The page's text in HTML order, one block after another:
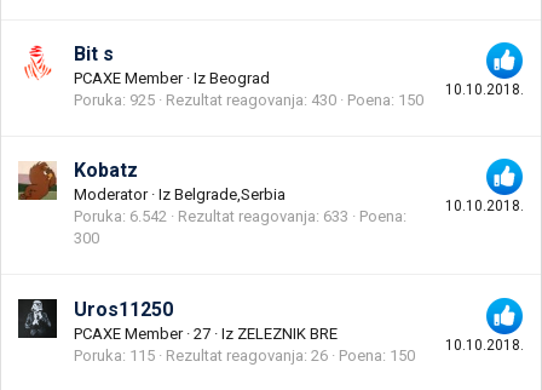
10.10.2018.
Bit s
PCAXE Member · Iz Beograd
Poruka 925 Rezultat reagovanja 430 Poena 150
10.10.2018.
Kobatz
Moderator · Iz Belgrade,Serbia
Poruka 6.542 Rezultat reagovanja 633
Poena
300
10.10.2018.
Uros11250
PCAXE Member · 27 · Iz ZELEZNIK BRE
Poruka 115 Rezultat reagovanja 26 Poena 150